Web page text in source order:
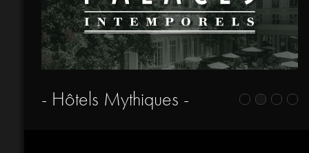
- Hôtels Mythiques -